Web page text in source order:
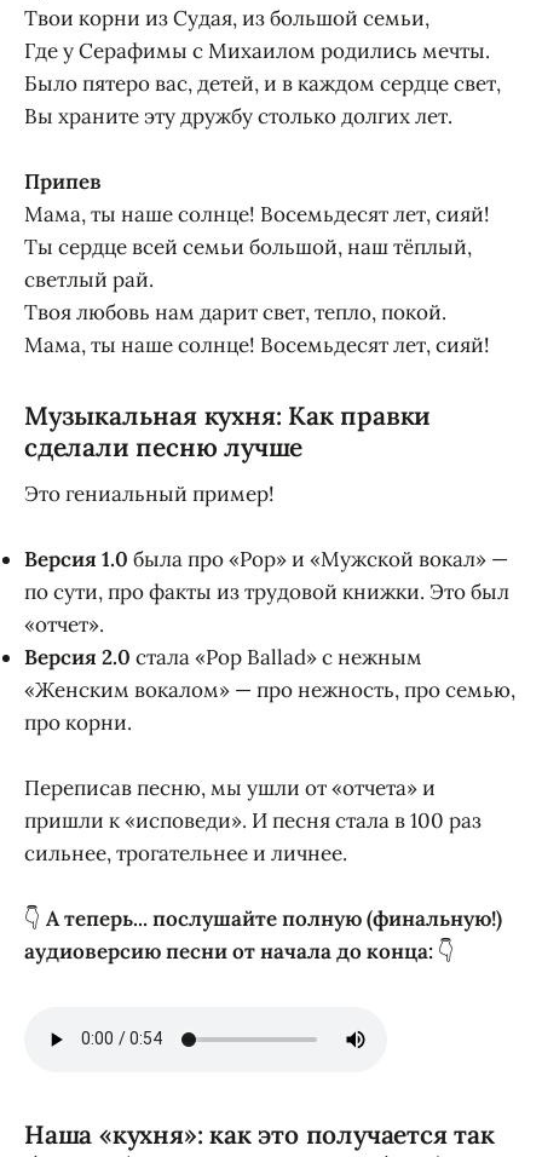
Твои корни из Судая, из большой семьи,
Где у Серафимы с Михаилом родились мечты.
Было пятеро вас, детей, и в каждом сердце свет,
Вы храните эту дружбу столько долгих лет.
Припев
Мама, ты наше солнце! Восемьдесят лет, сияй!
Ты сердце всей семьи большой, наш тёплый,
светлый рай.
Твоя любовь нам дарит свет, тепло, покой.
Мама, ты наше солнце! Восемьдесят лет, сияй!
Музыкальная кухня: Как правки
сделали песню лучше
Это гениальный пример!
Версия 1.0 была про «Pop» и «Мужской вокал» —
по сути, про факты из трудовой книжки. Это был
«отчет».
Версия 2.0 стала «Pop Ballad» с нежным
«Женским вокалом» — про нежность, про семью,
про корни.
Переписав песню, мы ушли от «отчета» и
пришли к «исповеди». И песня стала в 100 раз
сильнее, трогательнее и личнее.
👇 А теперь... послушайте полную (финальную!)
аудиоверсию песни от начала до конца: 👇
Наша «кухня»: как это получается так